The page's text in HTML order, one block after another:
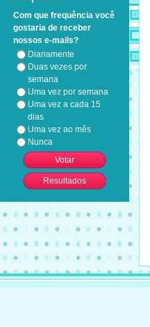
Com que frequência você
gostaria de receber
nossos e-mails?
Diariamente
Duas vezes por
semana
Uma vez por semana
Uma vez a cada 15
dias
Uma vez ao mês
Nunca